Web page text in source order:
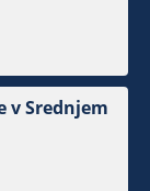
v Srednjem